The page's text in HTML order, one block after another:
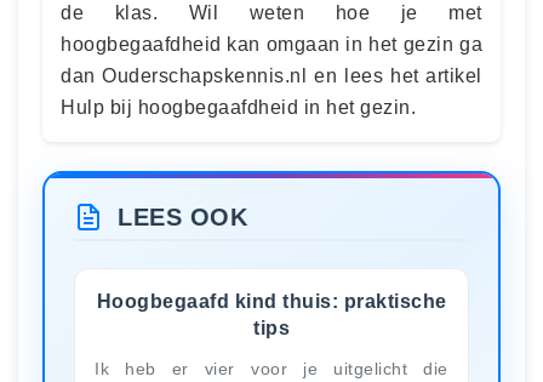
de klas. Wil weten hoe je met
hoogbegaafdheid kan omgaan in het gezin ga
dan Ouderschapskennis.nl en lees het artikel
Hulp bij hoogbegaafdheid in het gezin.
LEES OOK
Hoogbegaafd kind thuis: praktische
tips
Ik heb er vier voor je uitgelicht die